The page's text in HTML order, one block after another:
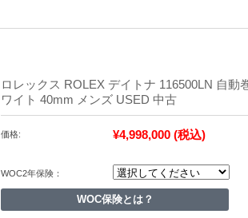
ロレックス ROLEX デイトナ 116500LN 自動
ワイト 40mm メンズ USED 中古
価格: ¥4,998,000 (税込)
WOC2年保険：
WOC保険とは？